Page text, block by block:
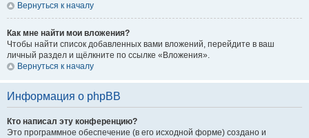
Вернуться к началу
Как мне найти мои вложения?
Чтобы найти список добавленных вами вложений, перейдите в ваш
личный раздел и щёлкните по ссылке «Вложения».
Вернуться к началу
Информация о phpBB
Кто написал эту конференцию?
Это программное обеспечение (в его исходной форме) создано и